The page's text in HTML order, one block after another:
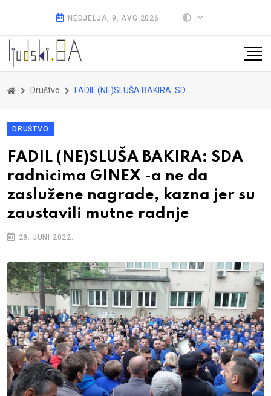
NEDJELJA, 9. AVG 2026.
Društvo FADIL (NE)SLUŠA BAKIRA: SDA radnicima GINEX -a ne da zaslužene nagrade, kazna jer su zaustavili mutne radnje
DRUŠTVO
FADIL (NE)SLUŠA BAKIRA: SDA
radnicima GINEX -a ne da
zaslužene nagrade, kazna jer su
zaustavili mutne radnje
28. JUNI 2022.